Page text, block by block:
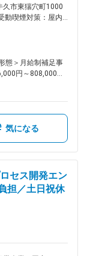
ク：週１～2回 ・
受注案件の集中状
のため業務量に波
発をご担当いただ
代製品（大口径基
製品開発に重き
を中心に、ご経験
業務をご提案いた
抗品など、次世代
います。 ◇既存
長起因の歩留り
解析からプロセス改
界的に需要が拡大
ム）」。 本ポジ
基板の"結晶成長技
ます。 「より大口
製品となり社会を
ならではのやりが
発メンバーと協働い
久市東猯穴町1000
動喫煙対策：屋内
態＞月給制補足事
円～808,000円
ため 残業代の支給
（6月）賃金はあ
上下する可能性があ
気になる
セス開発エン
担／土日祝休